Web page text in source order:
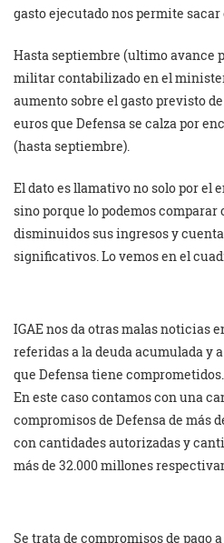
gasto ejecutado nos permite
Hasta septiembre (ultimo avance
militar contabilizado en el
aumento sobre el gasto previsto
euros que Defensa se calza por
(hasta septiembre).
El dato es llamativo no solo por el
sino porque lo podemos
disminuidos sus ingresos y
significativos. Lo vemos en el
IGAE nos da otras malas noticias
referidas a la deuda acumulada y
que Defensa tiene comprometidos.
En este caso contamos con una
compromisos de Defensa de más
con cantidades autorizadas y
más de 32.000 millones
Se trata de compromisos de pago